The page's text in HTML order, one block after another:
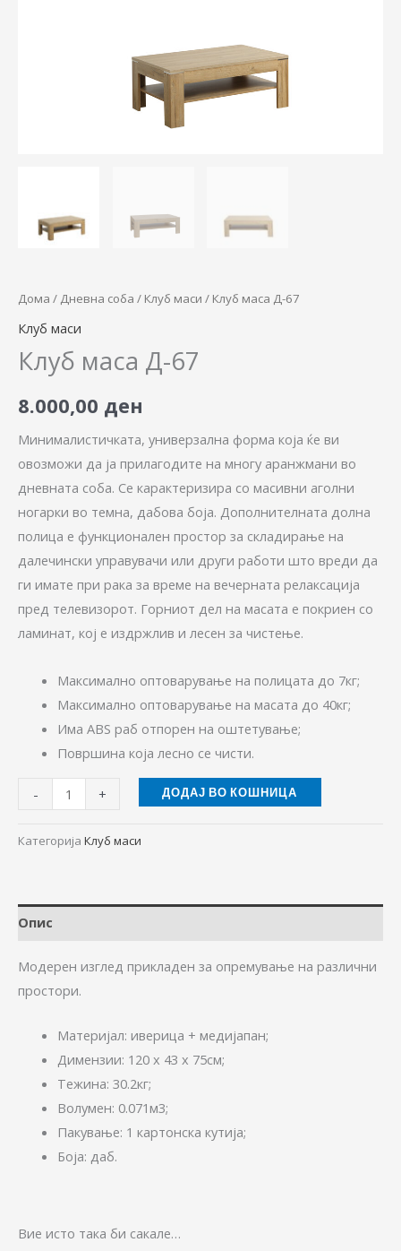
Дома / Дневна соба / Клуб маси / Клуб маса Д-67
Клуб маси
Клуб маса Д-67
8.000,00 ден
Минималистичката, универзална форма кoја ќе ви
овозможи да ја прилагодите на многу аранжмани во
дневната соба. Се карактеризира со масивни аголни
ногарки во темна, дабова боја. Дополнителната долна
полица е функционален простор за складирање на
далечински управувачи или други работи што вреди да
ги имате при рака за време на вечерната релаксација
пред телевизорот. Горниот дел на масата е покриен со
ламинат, кој е издржлив и лесен за чистење.
Максимално оптоварување на полицата до 7кг;
Максимално оптоварување на масата до 40кг;
Има ABS раб отпорен на оштетување;
Површина која лесно се чисти.
- + ДОДАЈ ВО КОШНИЦА
Категорија Клуб маси
Опис
Модерен изглед прикладен за опремување на различни
простори.
Материјал: иверица + медијапан;
Димензии: 120 x 43 x 75см;
Teжина: 30.2кг;
Волумен: 0.071м3;
Пакување: 1 картонска кутија;
Боја: даб.
Вие исто така би сакале…